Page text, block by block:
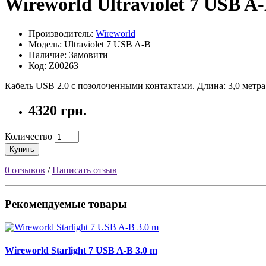
Производитель: Wireworld
Модель: Ultraviolet 7 USB A-B
Наличие: Замовити
Код: Z00263
Кабель USB 2.0 с позолоченными контактами. Длина: 3,0 метра
4320 грн.
Количество
Купить
0 отзывов /Написать отзыв
Рекомендуемые товары
Wireworld Starlight 7 USB A-B 3.0 m